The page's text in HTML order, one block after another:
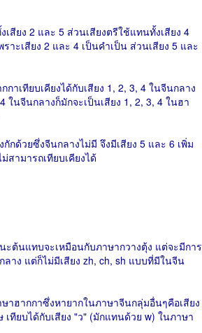
เสียง 2 และ 5 ส่วนเสียงตรีใช้แทนทั้งเสียง 4
าะเสียง 2 และ 4 เป็นคำเป็น ส่วนเสียง 5 และ
กาเทียบเคียงได้กับเสียง 1, 2, 3, 4 ในจีนกลาง
ในจีนกลางก็มักจะเป็นเสียง 1, 2, 3, 4 ในฮา
กักด้วยซึ่งจีนกลางไม่มี จึงมีเสียง 5 และ 6 เพิ่ม
สามารถเทียบเคียงได้
ต้นแทบจะเหมือนกับภาษากวางตุ้ง แต่จะมีการ
ลาง แต่ก็ไม่มีเสียง zh, ch, sh แบบที่มีในจีน
าฮากกาซึ่งหายากในภาษาจีนกลุ่มอื่นๆคือเสียง
เทียบได้กับเสียง "ว" (มักแทนด้วย w) ในภาษา